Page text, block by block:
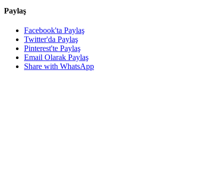
Paylaş
Facebook'ta Paylaş
Twitter'da Paylaş
Pinterest'te Paylaş
Email Olarak Paylaş
Share with WhatsApp